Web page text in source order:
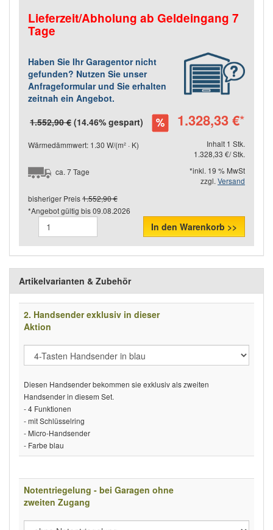
Lieferzeit/Abholung ab Geldeingang 7
Tage
Haben Sie Ihr Garagentor nicht
gefunden? Nutzen Sie unser
Anfrageformular und Sie erhalten
zeitnah ein Angebot.
1.552,90 € (14.46% gespart) 1.328,33 €*
Wärmedämmwert: 1.30 W/(m² · K)
Inhalt 1 Stk.
1.328,33 €/ Stk.
ca. 7 Tage
*inkl. 19 % MwSt
zzgl. Versand
bisheriger Preis1.552,90 €
*Angebot gültig bis09.08.2026
In den Warenkorb >>
Artikelvarianten & Zubehör
2. Handsender exklusiv in dieser
Aktion
Diesen Handsender bekommen sie exklusiv als zweiten
Handsender in diesem Set.
- 4 Funktionen
- mit Schlüsselring
- Micro-Handsender
- Farbe blau
Notentriegelung - bei Garagen ohne
zweiten Zugang